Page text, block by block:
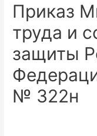
Приказ
труда и
защиты
№ 322н